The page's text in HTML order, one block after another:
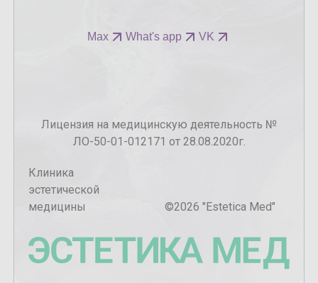
Max What's app VK
Клиника
эстетической
медицины
Лицензия на медицинскую деятельность №
ЛО-50-01-012171 от 28.08.2020г.
©2026 "Estetica Med"